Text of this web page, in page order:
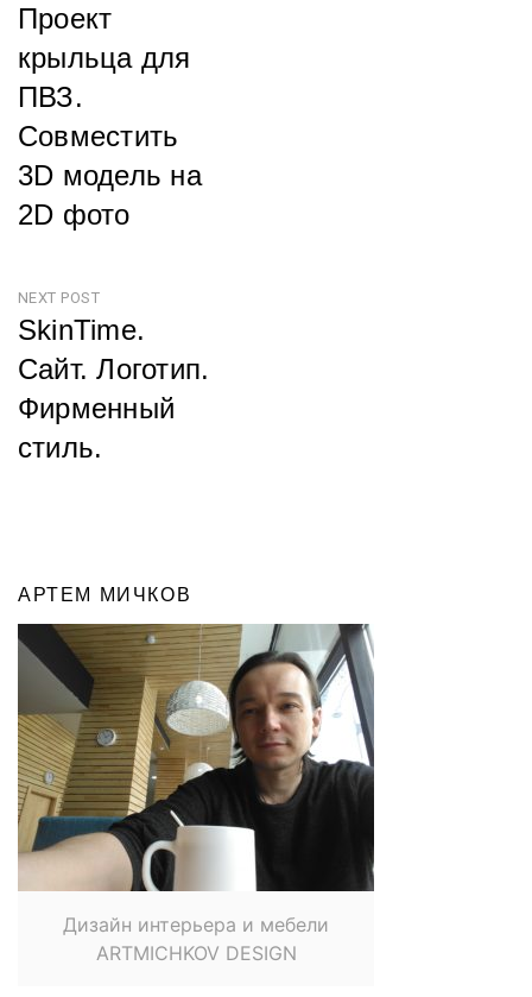
Проект
крыльца для
ПВЗ.
Совместить
3D модель на
2D фото
NEXT POST
SkinTime.
Сайт. Логотип.
Фирменный
стиль.
АРТЕМ МИЧКОВ
Дизайн интерьера и мебели
ARTMICHKOV DESIGN